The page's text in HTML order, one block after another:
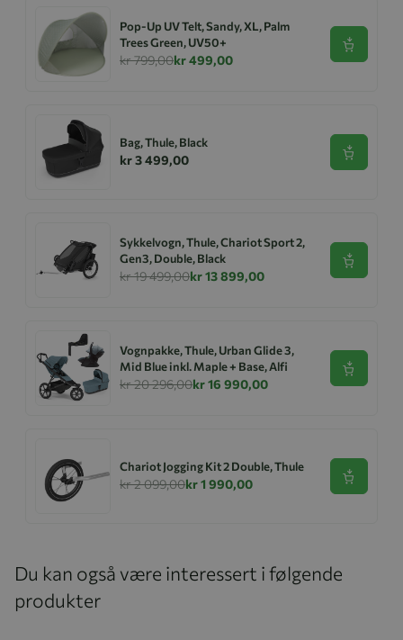
Pop-Up UV Telt, Sandy, XL, Palm
Trees Green, UV50+
kr 799,00kr 499,00
Se
Bag, Thule, Black
kr 3 499,00 Se
Sykkelvogn, Thule, Chariot Sport 2,
Gen3, Double, Black
kr 19 499,00kr 13 899,00
Se
Vognpakke, Thule, Urban Glide 3,
Mid Blue inkl. Maple + Base, Alfi
kr 20 296,00kr 16 990,00
Se
Chariot Jogging Kit 2 Double, Thule
kr 2 099,00kr 1 990,00 Se
Du kan også være interessert i følgende
produkter